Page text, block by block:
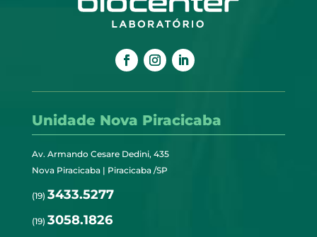
Unidade Nova Piracicaba
Av. Armando Cesare Dedini, 435
Nova Piracicaba | Piracicaba /SP
(19) 3433.5277
(19) 3058.1826